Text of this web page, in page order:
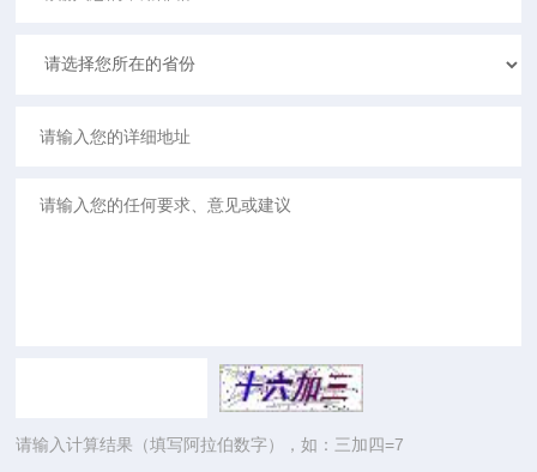
请输入计算结果（填写阿拉伯数字），如：三加四=7